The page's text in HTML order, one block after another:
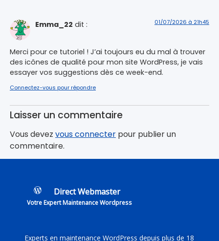
Emma_22 dit : 01/07/2026 à 21h45
Merci pour ce tutoriel ! J’ai toujours eu du mal à trouver
des icônes de qualité pour mon site WordPress, je vais
essayer vos suggestions dès ce week-end.
Connectez-vous pour répondre
Laisser un commentaire
Vous devez vous connecter pour publier un
commentaire.
Direct Webmaster
Votre Expert Maintenance Wordpress
Experts en maintenance WordPress depuis plus de 18